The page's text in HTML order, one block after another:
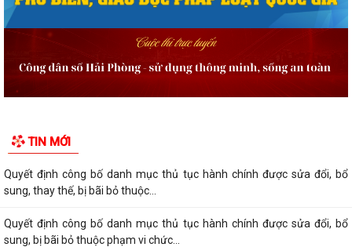
TIN MỚI
Quyết định công bố danh mục thủ tục hành chính được sửa đổi, bổ
sung, thay thế, bị bãi bỏ thuộc...
Quyết định công bố danh mục thủ tục hành chính được sửa đổi, bổ
sung, bị bãi bỏ thuộc phạm vi chức...